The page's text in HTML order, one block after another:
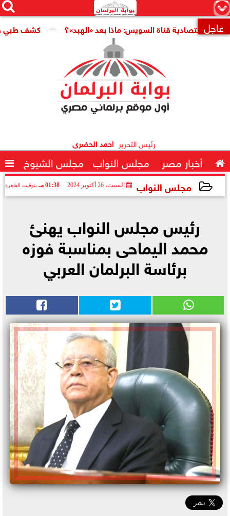
×


 عاجل كشف طبي جديد قناة السويس: ماذا بعد «الهبد»؟
رئيس التحرير أحمد الحضرى
 أخبار مصر مجلس النواب مجلس الشيوخ 
مجلس النواب السبت، 26 أكتوبر 2024 01:38 مـ بتوقيت القاهرة
رئيس مجلس النواب يهنئ
محمد اليماحى بمناسبة فوزه
برئاسة البرلمان العربي